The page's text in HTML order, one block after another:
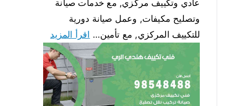
عادي وتكييف مركزي, مع خدمات صيانة
وتصليح مكيفات, وعمل صيانة دورية
للتكييف المركزي, مع تأمين… اقرأ المزيد